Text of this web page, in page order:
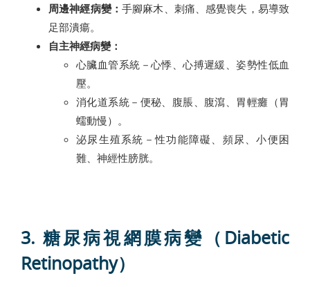
周邊神經病變： 手腳麻木、刺痛、感覺喪失，易導致
足部潰瘍。
自主神經病變：
心臟血管系統－心悸、心搏遲緩、姿勢性低血
壓。
消化道系統－便秘、腹脹、腹瀉、胃輕癱（胃
蠕動慢）。
泌尿生殖系統－性功能障礙、頻尿、小便困
難、神經性膀胱。
3. 糖尿病視網膜病變（Diabetic
Retinopathy）